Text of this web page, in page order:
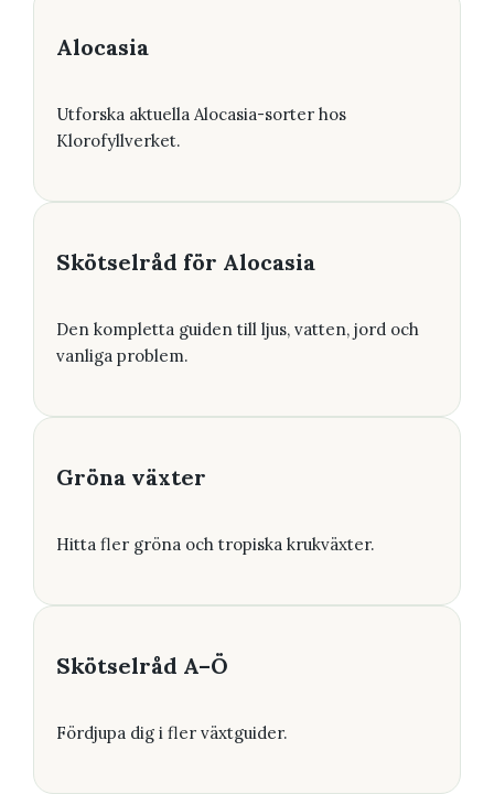
Alocasia
Utforska aktuella Alocasia-sorter hos
Klorofyllverket.
Skötselråd för Alocasia
Den kompletta guiden till ljus, vatten, jord och
vanliga problem.
Gröna växter
Hitta fler gröna och tropiska krukväxter.
Skötselråd A–Ö
Fördjupa dig i fler växtguider.